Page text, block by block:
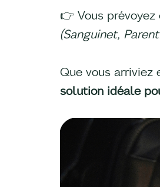
👉 Vous
(Sanguinet,
Que vous arriviez
solution idéale